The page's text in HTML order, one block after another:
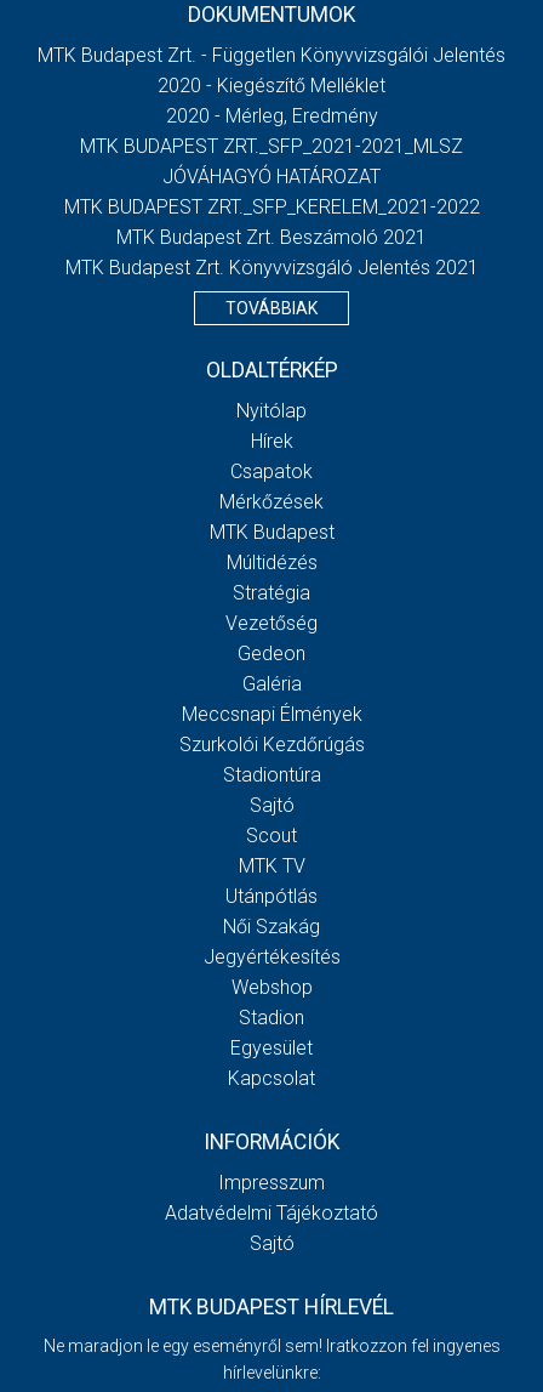
DOKUMENTUMOK
MTK Budapest Zrt. - Független Könyvvizsgálói Jelentés
2020 - Kiegészítő Melléklet
2020 - Mérleg, Eredmény
MTK BUDAPEST ZRT._SFP_2021-2021_MLSZ
JÓVÁHAGYÓ HATÁROZAT
MTK BUDAPEST ZRT._SFP_KERELEM_2021-2022
MTK Budapest Zrt. Beszámoló 2021
MTK Budapest Zrt. Könyvvizsgáló Jelentés 2021
TOVÁBBIAK
OLDALTÉRKÉP
Nyitólap
Hírek
Csapatok
Mérkőzések
MTK Budapest
Múltidézés
Stratégia
Vezetőség
Gedeon
Galéria
Meccsnapi Élmények
Szurkolói Kezdőrúgás
Stadiontúra
Sajtó
Scout
MTK TV
Utánpótlás
Női Szakág
Jegyértékesítés
Webshop
Stadion
Egyesület
Kapcsolat
INFORMÁCIÓK
Impresszum
Adatvédelmi Tájékoztató
Sajtó
MTK BUDAPEST HÍRLEVÉL
Ne maradjon le egy eseményről sem! Iratkozzon fel ingyenes
hírlevelünkre: